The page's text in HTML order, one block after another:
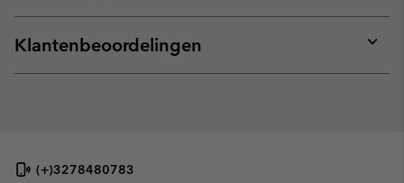
or
Klantenbeoordelingen
or
(+)3278480783